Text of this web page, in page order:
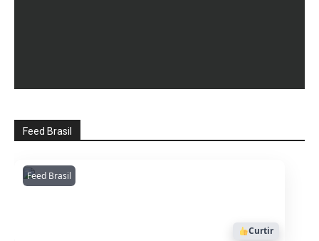
Feed Brasil
Feed BrasilAmazonianarede
1053
Curtir